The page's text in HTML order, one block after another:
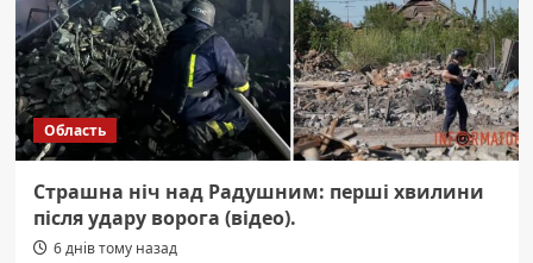
Область
Страшна ніч над Радушним: перші хвилини
після удару ворога (відео).
6 днів тому назад